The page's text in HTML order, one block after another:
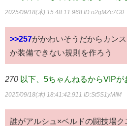
2025/09/18(木) 15:48:11.968 ID:o2gMZc7G0
>>257がかわいそうだからカン
か装備できない規則を作ろう
270 以下、5ちゃんねるからVIPが
2025/09/18(木) 18:41:42.911 ID:St5S1yMIM
誰がアルシュ×ベルドの闘技場